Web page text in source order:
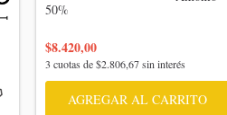
50%
$8.420,00
3 cuotas de$2.806,67sin interés
AGREGAR AL CARRITO